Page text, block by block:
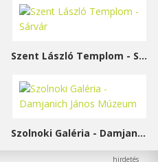
Szent László Templom - Sárvár
Szolnoki Galéria - Damjanich János Múzeum